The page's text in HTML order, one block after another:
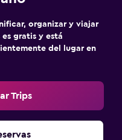
organizar y viajar
gratis y está
del lugar en
Trips